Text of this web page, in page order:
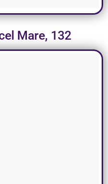
Mare, 132